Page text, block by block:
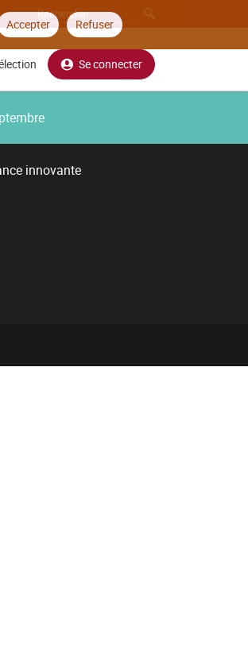
Accepter Refuser
Se connecter
innovante